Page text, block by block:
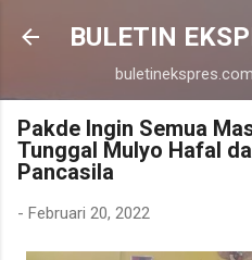
Langsung ke
BULETIN
buletinekspres.com
Pakde Ingin Semua
Tunggal Mulyo Hafal
Pancasila
- Februari 20, 2022